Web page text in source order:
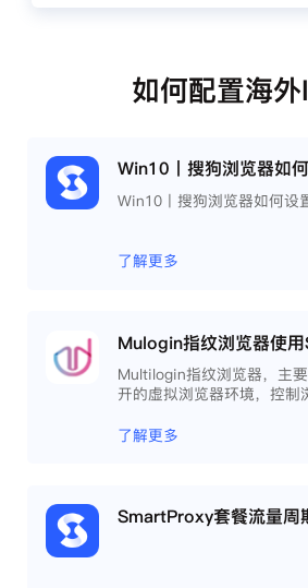
如何配置海外
Win10丨搜狗浏览器如何设
了解更多
Mulogin指纹浏览器使
Multilogin指纹浏览器，主
开的虚拟浏览器环境，控制
程，开发网络自动化等。
了解更多
SmartProxy套餐流量周